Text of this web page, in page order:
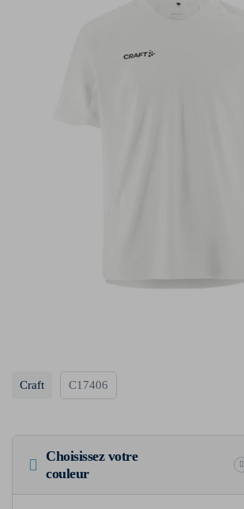
Craft C17406
Choisissez votre
couleur